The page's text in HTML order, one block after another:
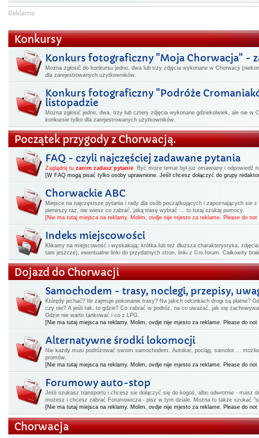
Konkursy
Konkurs fotograficzny "Moja Chorwacja" -
Można zgłosić do konkursu jedno, dwa lub trzy zdjęcia wykonane w Chorwacji
dla zarejestrowanych użytkowników.
Konkurs fotograficzny "Podróże
listopadzie
Można zgłosić jedno, dwa, trzy lub cztery zdjęcia wykonane gdziekolwiek, ale nie w
konkursie tylko dla zarejestrowanych użytkowników.
Początek przygody z Chorwacją.
FAQ - czyli najczęściej zadawane pytania
Zaglądnij tuzanim zadasz pytanie. Być może temat był już omawiany i odpowiedź
[W FAQ mogą pisać tylko osoby uprawnione. Jeśli chcesz dołączyć do grupy
Chorwackie ABC
Miejsce na najczęstsze pytania i rady dla osób początkujących i zapoznających sie
pierwszy raz, nie wiesz co zabrać, jaką trasę wybrać ... to tutaj szukaj pomocy.
[Nie ma tutaj miejsca na reklamy. Molim, ovdje nije mjesto za reklame. Please do not
Indeks miejscowości
Klikamy na miejscowość i wyskakują: krótka lub też dłuższa charakterystyka,
tam jeszcze), ewentualne linki do przydatnych stron, linki z Cro.forum. Całkowity
Dojazd do Chorwacji
Samochodem - trasy, noclegi, przepisy,
Którędy jechać? Ile zajmuje pokonanie trasy? Na jakich odcinkach drogi są płatne?
czy nie? A jeśli tak, to gdzie? Co zabrać w podróż, na co uważać, jak się
Gdzie nie warto tankować i co z LPG.
[Nie ma tutaj miejsca na reklamy. Molim, ovdje nije mjesto za reklame. Please do not
Alternatywne środki lokomocji
Nie każdy musi podróżować swoim samochodem. Autokar, pociąg, samolot ...
promów.
[Nie ma tutaj miejsca na reklamy. Molim, ovdje nije mjesto za reklame. Please do not
Forumowy auto-stop
Jeśli szukasz transportu i chcesz sie dołączyć się do kogoś, albo odwrotnie - masz
możesz i chcesz zabrać Forumowicza - pisz w tym dziale. Można tu także szukać
[Nie ma tutaj miejsca na reklamy. Molim, ovdje nije mjesto za reklame. Please do not
Chorwacja